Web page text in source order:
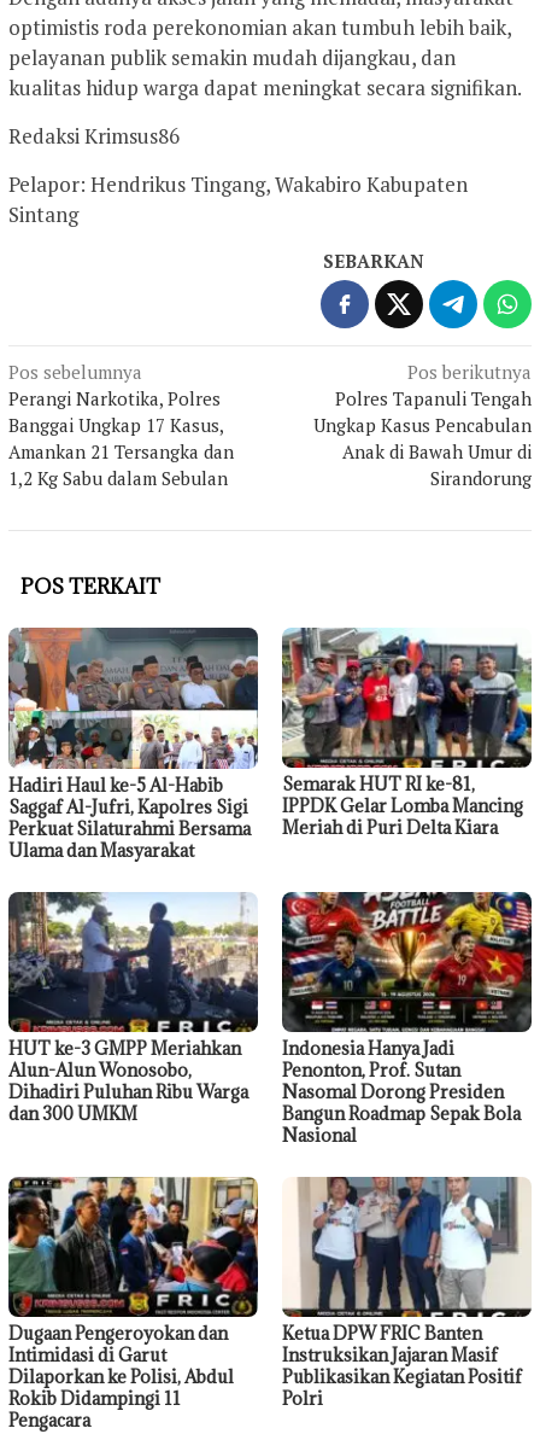
optimistis roda perekonomian akan tumbuh lebih baik,
pelayanan publik semakin mudah dijangkau, dan
kualitas hidup warga dapat meningkat secara signifikan.
Redaksi Krimsus86
Pelapor: Hendrikus Tingang, Wakabiro Kabupaten
Sintang
SEBARKAN
Navigasi
pos
Pos sebelumnya
Perangi Narkotika, Polres
Banggai Ungkap 17 Kasus,
Amankan 21 Tersangka dan
1,2 Kg Sabu dalam Sebulan
Pos berikutnya
Polres Tapanuli Tengah
Ungkap Kasus Pencabulan
Anak di Bawah Umur di
Sirandorung
POS TERKAIT
Hadiri Haul ke-5 Al-Habib
Saggaf Al-Jufri, Kapolres Sigi
Perkuat Silaturahmi Bersama
Ulama dan Masyarakat
Semarak HUT RI ke-81,
IPPDK Gelar Lomba Mancing
Meriah di Puri Delta Kiara
HUT ke-3 GMPP Meriahkan
Alun-Alun Wonosobo,
Dihadiri Puluhan Ribu Warga
dan 300 UMKM
Indonesia Hanya Jadi
Penonton, Prof. Sutan
Nasomal Dorong Presiden
Bangun Roadmap Sepak Bola
Nasional
Dugaan Pengeroyokan dan
Intimidasi di Garut
Dilaporkan ke Polisi, Abdul
Rokib Didampingi 11
Pengacara
Ketua DPW FRIC Banten
Instruksikan Jajaran Masif
Publikasikan Kegiatan Positif
Polri